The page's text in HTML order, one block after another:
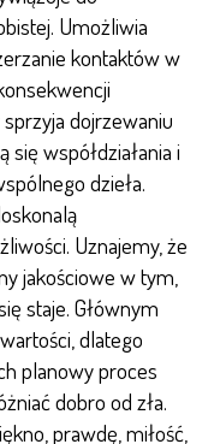
Umożliwia
kontaktów w
dojrzewaniu
współdziałania i
dzieła.
Uznajemy, że
jakościowe w tym,
staje. Głównym
dlatego
planowy proces
dobro od zła.
prawdę, miłość,